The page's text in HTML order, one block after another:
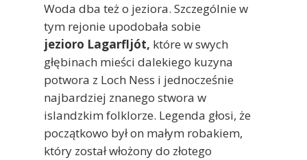
Woda dba też o jeziora. Szczególnie w
tym rejonie upodobała sobie
jezioro Lagarfljót, które w swych
głębinach mieści dalekiego kuzyna
potwora z Loch Ness i jednocześnie
najbardziej znanego stwora w
islandzkim folklorze. Legenda głosi, że
początkowo był on małym robakiem,
który został włożony do złotego